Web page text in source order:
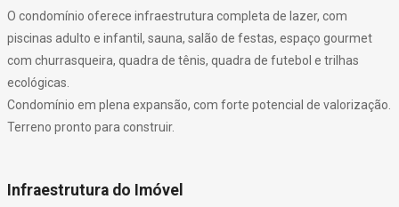
O condomínio oferece infraestrutura completa de lazer, com
piscinas adulto e infantil, sauna, salão de festas, espaço gourmet
com churrasqueira, quadra de tênis, quadra de futebol e trilhas
ecológicas.
Condomínio em plena expansão, com forte potencial de valorização.
Terreno pronto para construir.
Infraestrutura do Imóvel